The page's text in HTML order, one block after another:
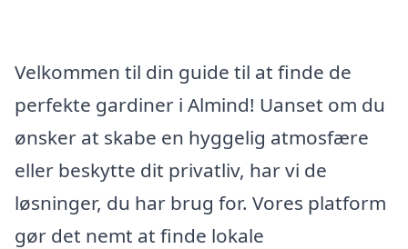
Velkommen til din guide til at finde de
perfekte gardiner i Almind! Uanset om du
ønsker at skabe en hyggelig atmosfære
eller beskytte dit privatliv, har vi de
løsninger, du har brug for. Vores platform
gør det nemt at finde lokale